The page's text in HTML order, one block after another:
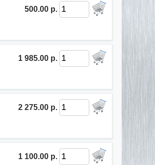
500.00 р.
1 985.00 р.
2 275.00 р.
1 100.00 р.